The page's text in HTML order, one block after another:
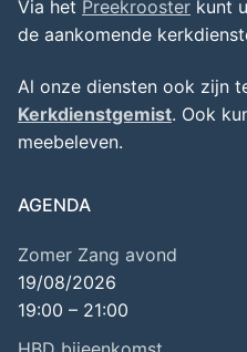
Via het Preekrooster kunt
de aankomende
Al onze diensten ook zijn
Kerkdienstgemist. Ook
meebeleven.
AGENDA
Zomer Zang avond
19/08/2026
19:00 – 21:00